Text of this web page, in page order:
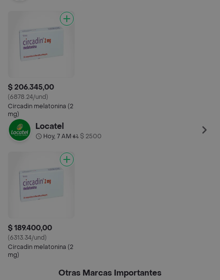
$ 206.345,00
(6878.24/und)
Circadin melatonina (2
mg)
Locatel
Hoy, 7 AM• $ 2500
$ 189.400,00
(6313.34/und)
Circadin melatonina (2
mg)
Otras Marcas Importantes